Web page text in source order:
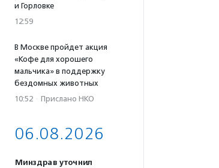
и Горловке
12:59
В Москве пройдет акция
«Кофе для хорошего
мальчика» в поддержку
бездомных животных
10:52 · Прислано НКО
06.08.2026
Минздрав уточнил